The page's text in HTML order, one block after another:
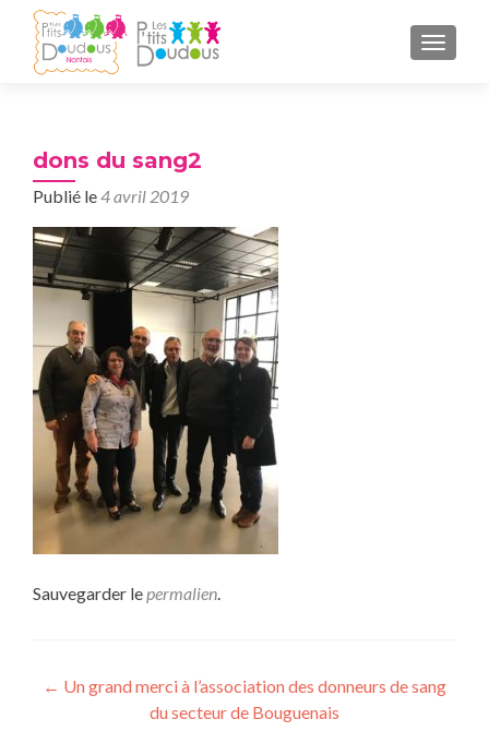
dons du sang2
Publié le4 avril 2019
Sauvegarder lepermalien.
Navigation
← Un grand merci à l’association des donneurs de sang
du secteur de Bouguenais